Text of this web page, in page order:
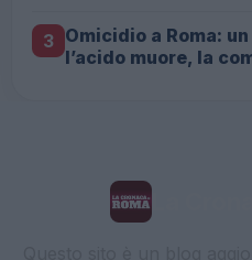
3 Omicidio a Roma:
l’acido muore, la